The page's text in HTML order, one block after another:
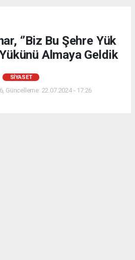
‘’Biz Bu Şehre Yük
Almaya Geldik
SIYASET
Güncelleme: 22.07.2024 - 17:26